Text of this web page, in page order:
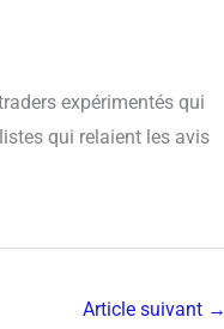
expérimentés qui
qui relaient les avis
Article suivant →